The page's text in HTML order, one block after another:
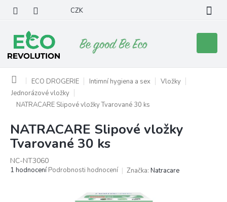
obsah
CZK
košík
Domů ECO DROGERIE Intimní hygiena a sex
Vložky
Jednorázové vložky
NATRACARE Slipové vložky Tvarované 30 ks
NATRACARE Slipové vložky
Tvarované 30 ks
NC-NT3060
Průměrné
1 hodnocení Podrobnosti hodnocení Značka: Natracare